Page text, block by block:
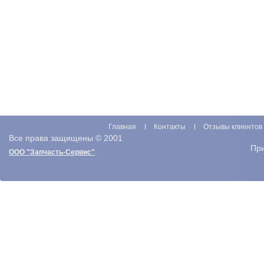
Главная Контакты Отзывы клиентов
Все права защищены © 2001
ООО "Запчасть-Сервис".